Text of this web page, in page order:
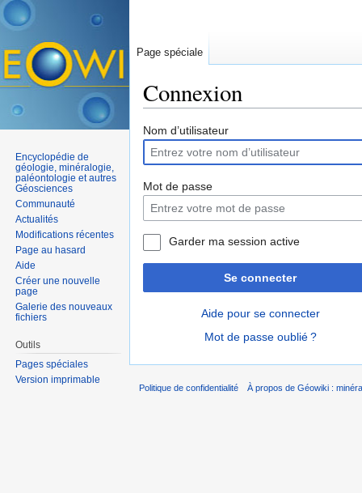
Connexion
Nom d’utilisateur
Mot de passe
Garder ma session active
Se connecter
Aide pour se connecter
Mot de passe oublié ?
Page spéciale
Encyclopédie de
géologie, minéralogie,
paléontologie et autres
Géosciences
Communauté
Actualités
Modifications récentes
Page au hasard
Aide
Créer une nouvelle
page
Galerie des nouveaux
fichiers
Outils
Pages spéciales
Version imprimable
Politique de confidentialité À propos de Géowiki :